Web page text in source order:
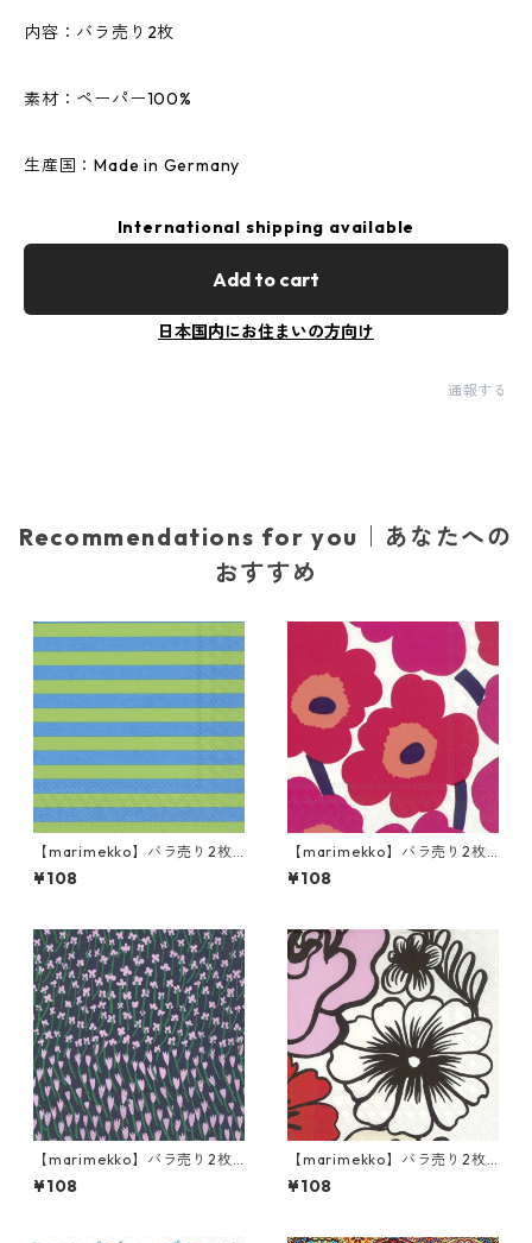
内容：バラ売り2枚
素材：ペーパー100%
生産国：Made in Germany
International shipping available
Add to cart
日本国内にお住まいの方向け
通報する
Recommendations for you｜あなたへの
おすすめ
【marimekko】バラ売り2枚
カクテルサイズ ペーパーナプ
キン TASARAITA グリーン×ブ
¥108
【marimekko】バラ売り2枚
カクテルサイズ ペーパーナプ
キン UNIKKO ホワイト×レッ
¥108
【marimekko】バラ売り2枚
カクテルサイズ ペーパーナプ
キン APILAINEN ライラック
¥108
【marimekko】バラ売り2枚
カクテルサイズ ペーパーナプ
キン ELAKOON ELAMA ホワ
¥108